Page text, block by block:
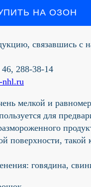
НА ОЗОН
связавшись с
288-38-14
nhl.ru
мелкой и
для
поверхности,
говядина,